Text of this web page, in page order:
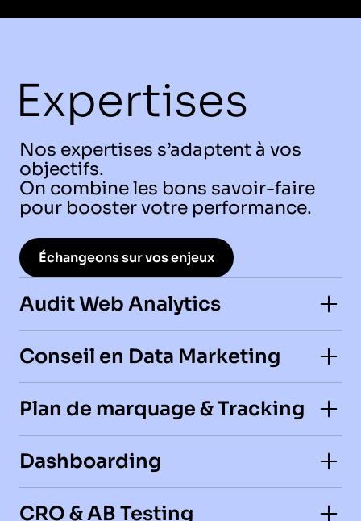
Expertises
Nos expertises s’adaptent à vos
objectifs.
On combine les bons savoir-faire
pour booster votre performance.
Échangeons sur vos enjeux
Audit Web Analytics
Ouvrir/Fermer
Conseil en Data Marketing
Ouvrir/Fermer
Plan de marquage & Tracking
Ouvrir/Fermer
Dashboarding
Ouvrir/Fermer
CRO & AB Testing